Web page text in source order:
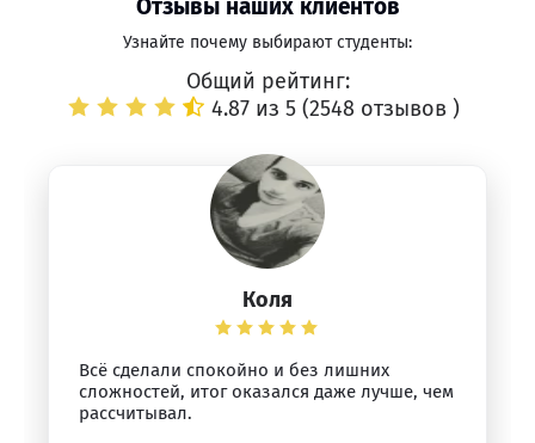
Отзывы наших клиентов
Узнайте почему выбирают студенты:
Общий рейтинг:
4.87 из 5 (2548 отзывов )
Коля
Всё сделали спокойно и без лишних
сложностей, итог оказался даже лучше, чем
рассчитывал.